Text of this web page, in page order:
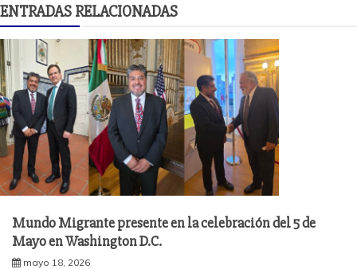
ENTRADAS RELACIONADAS
Mundo Migrante presente en la celebración del 5 de
Mayo en Washington D.C.
mayo 18, 2026